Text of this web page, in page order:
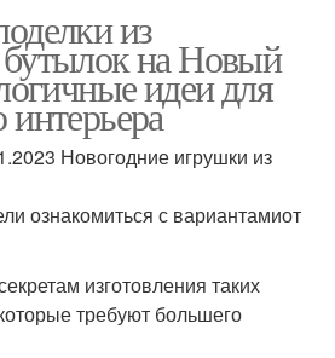
из
на Новый
идеи для
интерьера
Новогодние игрушки из
ознакомиться с вариантамиот
изготовления таких
требуют большего